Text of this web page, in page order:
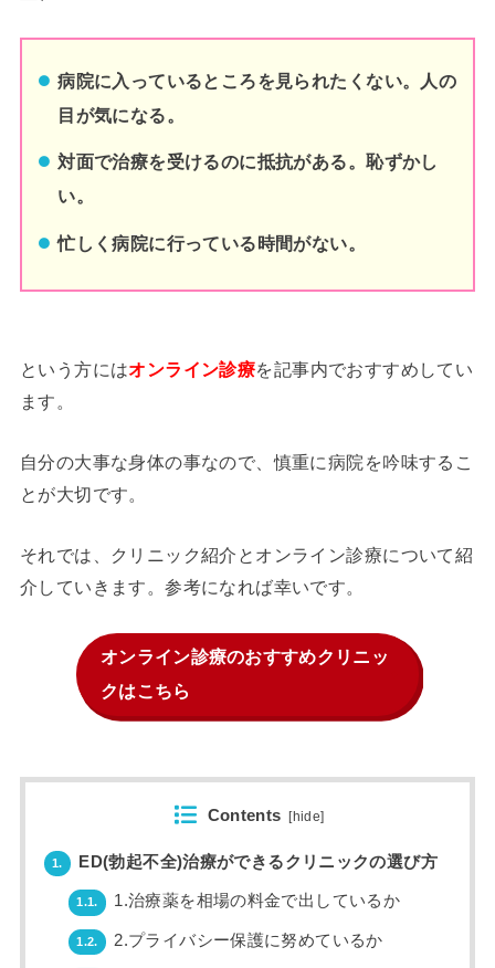
病院に入っているところを見られたくない。人の
目が気になる。
対面で治療を受けるのに抵抗がある。恥ずかし
い。
忙しく病院に行っている時間がない。
という方にはオンライン診療を記事内でおすすめしてい
ます。
自分の大事な身体の事なので、慎重に病院を吟味するこ
とが大切です。
それでは、クリニック紹介とオンライン診療について紹
介していきます。参考になれば幸いです。
オンライン診療のおすすめクリニッ
クはこちら
Contents [hide]
1. ED(勃起不全)治療ができるクリニックの選び方
1.1. 1.治療薬を相場の料金で出しているか
1.2. 2.プライバシー保護に努めているか